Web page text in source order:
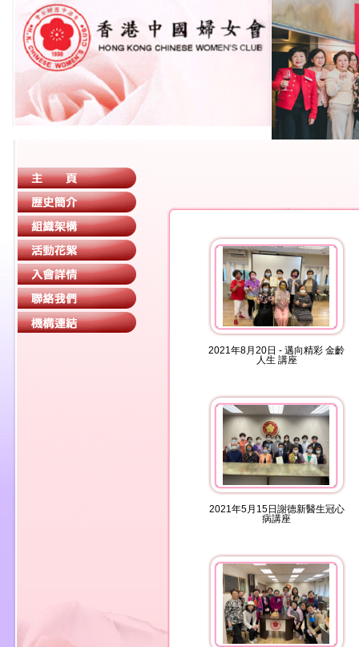
2021年8月20日 - 邁向精彩 金齡
人生 講座
2021年5月15日謝德新醫生冠心
病講座